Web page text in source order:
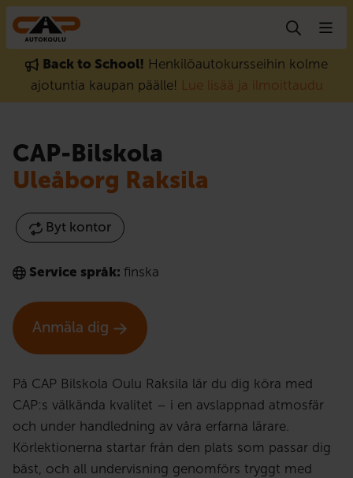
Gå till innehåll
Back to School! Henkilöautokursseihin kolme
ajotuntia kaupan päälle! Lue lisää ja ilmoittaudu
CAP-Bilskola
Uleåborg Raksila
Byt kontor
Service språk: finska
Anmäla dig
På CAP Bilskola Oulu Raksila lär du dig köra med
CAP:s välkända kvalitet – i en avslappnad atmosfär
och under handledning av våra erfarna lärare.
Körlektionerna startar från den plats som passar dig
bäst, och all undervisning genomförs tryggt med